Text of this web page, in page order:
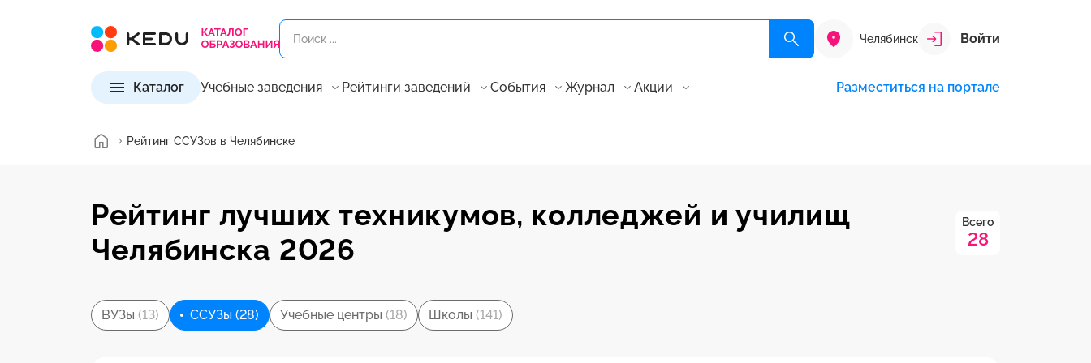
Челябинск Войти
Каталог Учебные заведения Рейтинги заведений События Журнал Акции Разместиться на портале
Рейтинг ССУЗов в Челябинске
Рейтинг лучших техникумов, колледжей и училищ
Челябинска 2026
Всего
28
ВУЗы (13) ССУЗы (28) Учебные центры (18) Школы (141)